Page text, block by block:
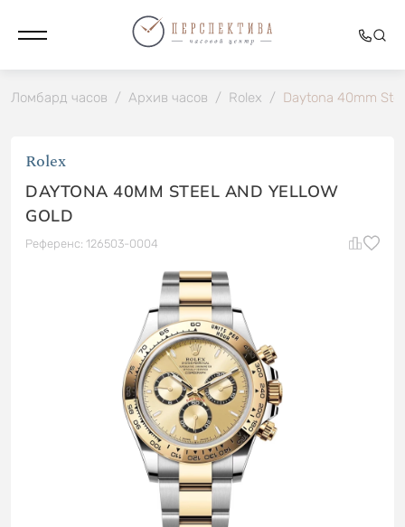
Ломбард часов / Архив часов / Rolex / Daytona 40mm
Rolex
DAYTONA 40MM STEEL AND YELLOW
GOLD
Референс: 126503-0004